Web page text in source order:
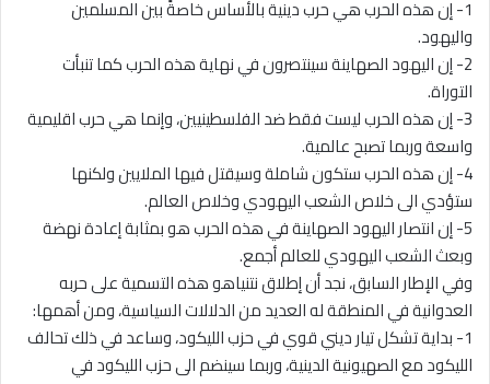
1- إن هذه الحرب هي حرب دينية بالأساس خاصةً بين المسلمين
واليهود.
2- إن اليهود الصهاينة سينتصرون في نهاية هذه الحرب كما تنبأت
التوراة.
3- إن هذه الحرب ليست فقط ضد الفلسطينيين، وإنما هي حرب اقليمية
واسعة وربما تصبح عالمية.
4- إن هذه الحرب ستكون شاملة وسيقتل فيها الملايين ولكنها
ستؤدي الى خلاص الشعب اليهودي وخلاص العالم.
5- إن انتصار اليهود الصهاينة في هذه الحرب هو بمثابة إعادة نهضة
وبعث الشعب اليهودي للعالم أجمع.
وفي الإطار السابق، نجد أن إطلاق نتنياهو هذه التسمية على حربه
العدوانية في المنطقة له العديد من الدلالات السياسية، ومن أهمها:
1- بداية تشكل تيار ديني قوي في حزب الليكود، وساعد في ذلك تحالف
الليكود مع الصهيونية الدينية، وربما سينضم الى حزب الليكود في